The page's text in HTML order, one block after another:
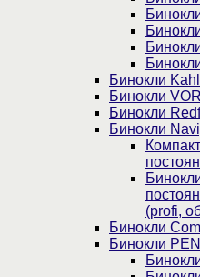
Бинокли
Бинокли
Бинокли
Бинокли
(profi,
Бинокли
Бинокли